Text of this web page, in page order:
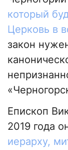
который
Церковь в
закон
Епископ
2019 года
иерарху,